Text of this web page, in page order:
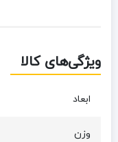
ویژگی‌های کالا
ابعاد
وزن